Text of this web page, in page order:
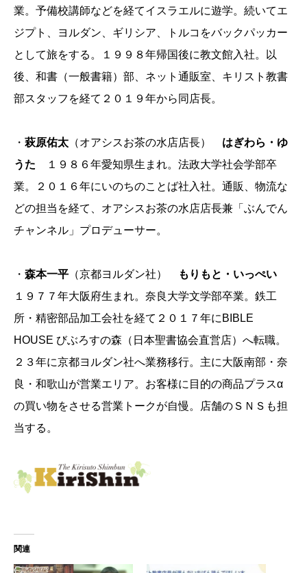
業。予備校講師などを経てイスラエルに遊学。続いてエ
ジプト、ヨルダン、ギリシア、トルコをバックパッカー
として旅をする。１９９８年帰国後に教文館入社。以
後、和書（一般書籍）部、ネット通販室、キリスト教書
部スタッフを経て２０１９年から同店長。
・ 萩原佑太 （オアシスお茶の水店店長） はぎわら・ゆ
うた １９８６年愛知県生まれ。法政大学社会学部卒
業。２０１６年にいのちのことば社入社。通販、物流な
どの担当を経て、オアシスお茶の水店店長兼「ぶんでん
チャンネル」プロデューサー。
・ 森本一平 （京都ヨルダン社）
もりもと・いっぺい
１９７７年大阪府生まれ。奈良大学文学部卒業。鉄工
所・精密部品加工会社を経て２０１７年にBIBLE
HOUSE びぶろすの森（日本聖書協会直営店）へ転職。
２３年に京都ヨルダン社へ業務移行。主に大阪南部・奈
良・和歌山が営業エリア。お客様に目的の商品プラスα
の買い物をさせる営業トークが自慢。店舗のＳＮＳも担
当する。
関連